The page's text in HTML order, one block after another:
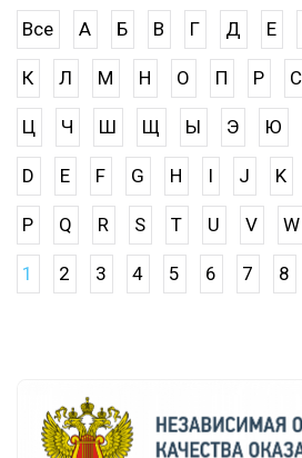
Все А Б В Г Д Е
К Л М Н О П Р С
Ц Ч Ш Щ Ы Э Ю
D E F G H I J K
P Q R S T U V W
1 2 3 4 5 6 7 8